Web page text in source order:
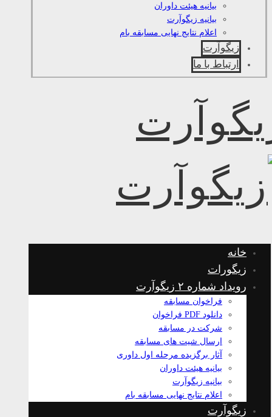
بیانیه هیئت داوران
بیانیه زیگوآرت
اعلام نتایج نهایی مسابقه بام
زیگوآرت
ارتباط با ما
خانه
زیگورات
رویداد شماره ۲ زیگوآرت
فراخوان مسابقه
دانلود PDF فراخوان
شرکت در مسابقه
ارسال شیت های مسابقه
آثار برگزیده مرحله اول داوری
بیانیه هیئت داوران
بیانیه زیگوآرت
اعلام نتایج نهایی مسابقه بام
زیگوآرت